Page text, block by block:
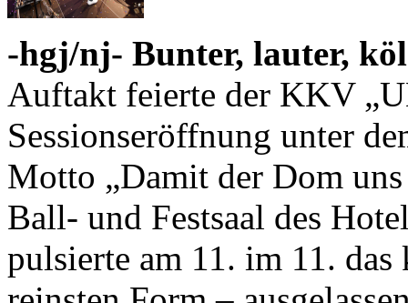
-hgj/nj- Bunter, lauter,
Auftakt feierte der KKV
Sessionseröffnung unter
Motto „Damit der Dom
Ball- und Festsaal des
pulsierte am 11. im 11.